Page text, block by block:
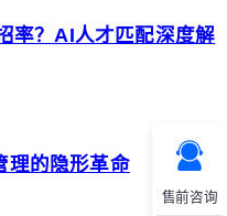
售前咨询
率？AI人才匹配深度解
理的隐形革命